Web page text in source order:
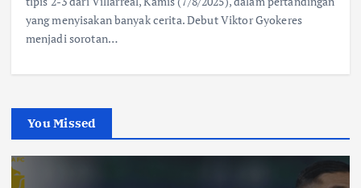
yang menyisakan banyak cerita. Debut Viktor Gyokeres
menjadi sorotan…
You Missed